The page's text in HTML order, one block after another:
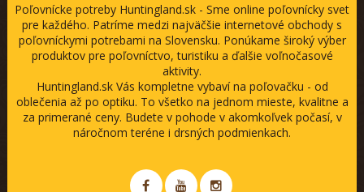
Poľovnícke potreby Huntingland.sk - Sme online poľovnícky svet
pre každého. Patríme medzi najväčšie internetové obchody s
poľovníckymi potrebami na Slovensku. Ponúkame široký výber
produktov pre poľovníctvo, turistiku a ďalšie voľnočasové
aktivity.
Huntingland.sk Vás kompletne vybaví na poľovačku - od
oblečenia až po optiku. To všetko na jednom mieste, kvalitne a
za primerané ceny. Budete v pohode v akomkoľvek počasí, v
náročnom teréne i drsných podmienkach.